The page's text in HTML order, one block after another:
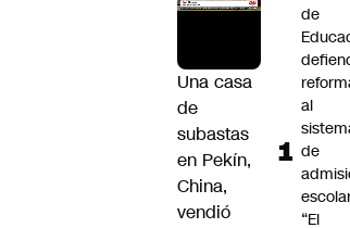
Una casa
de
subastas
en Pekín,
China,
vendió
de
al
de
“El